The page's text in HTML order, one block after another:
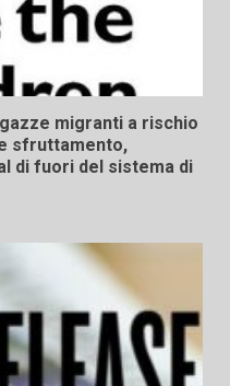
migranti a rischio
sfruttamento,
di fuori del sistema di